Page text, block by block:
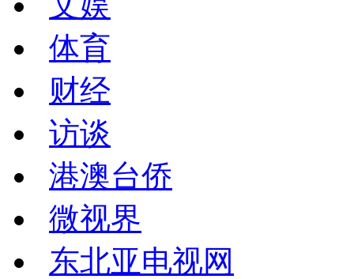
体育
财经
访谈
港澳台侨
微视界
东北亚电视网